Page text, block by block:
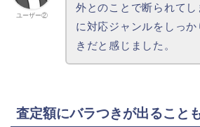
ユーザー②
外とのことで断られて
に対応ジャンルをしっ
きだと感じました。
査定額にバラつきが出ること